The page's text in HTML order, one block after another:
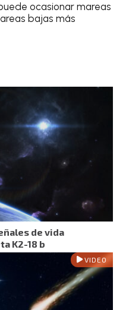
ocasionar mareas
bajas más
de vida
K2-18 b
VIDEO